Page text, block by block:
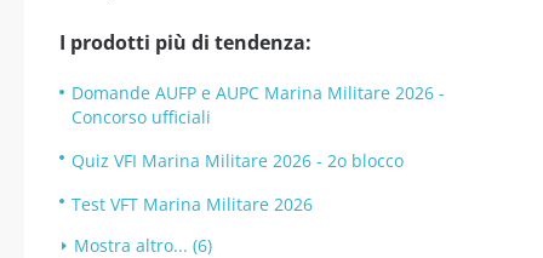
I prodotti più di tendenza:
Domande AUFP e AUPC Marina Militare 2026 -
Concorso ufficiali
Quiz VFI Marina Militare 2026 - 2o blocco
Test VFT Marina Militare 2026
Mostra altro... (6)